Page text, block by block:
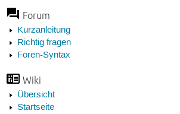
Forum
Kurzanleitung
Richtig fragen
Foren-Syntax
Wiki
Übersicht
Startseite